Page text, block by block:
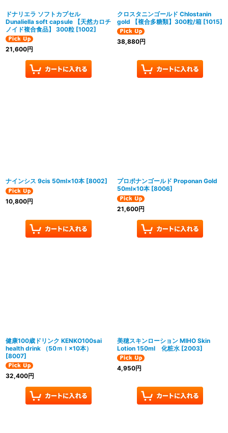
ドナリエラ ソフトカプセル
Dunaliella soft capsule 【天然カロチ
ノイド複合食品】 300粒 [1002]
21,600円
クロスタニンゴールド Chlostanin
gold 【複合多糖類】300粒/箱 [1015]
38,880円
ナインシス 9cis 50ml×10本 [8002]
10,800円
プロポナンゴールド Proponan Gold
50ml×10本 [8006]
21,600円
健康100歳ドリンク KENKO100sai
health drink （50ｍｌ×10本）
[8007]
32,400円
美穂スキンローション MIHO Skin
Lotion 150ml 化粧水 [2003]
4,950円